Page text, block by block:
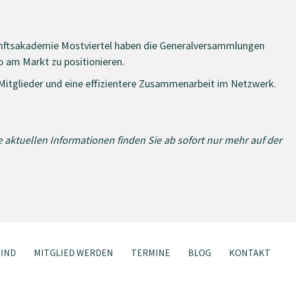
Mostviertel haben die Generalversammlungen
am Markt zu positionieren.
und eine effizientere Zusammenarbeit im Netzwerk.
aktuellen Informationen finden Sie ab sofort nur mehr auf der
MITGLIED WERDEN TERMINE BLOG KONTAKT